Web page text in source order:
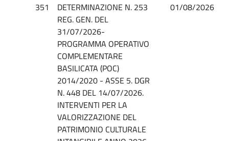
351
DETERMINAZIONE N. 253
REG. GEN. DEL
31/07/2026-
PROGRAMMA OPERATIVO
COMPLEMENTARE
BASILICATA (POC)
2014/2020 - ASSE 5. DGR
N. 448 DEL 14/07/2026.
INTERVENTI PER LA
VALORIZZAZIONE DEL
PATRIMONIO CULTURALE
01/08/2026